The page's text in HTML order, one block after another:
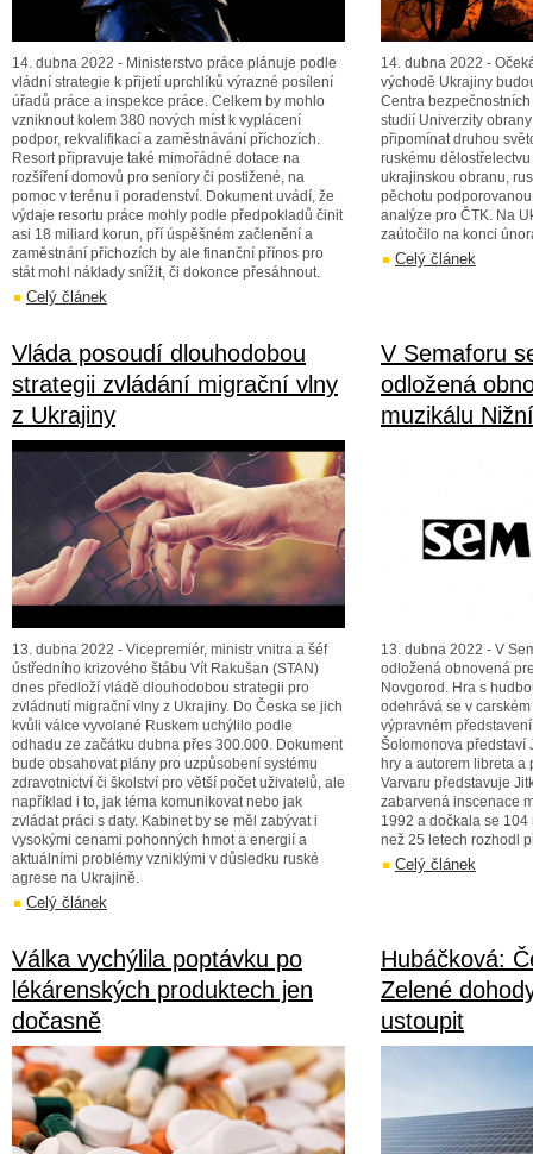
14. dubna 2022 - Ministerstvo práce plánuje podle
vládní strategie k přijetí uprchlíků výrazné posílení
úřadů práce a inspekce práce. Celkem by mohlo
vzniknout kolem 380 nových míst k vyplácení
podpor, rekvalifikací a zaměstnávání příchozích.
Resort připravuje také mimořádné dotace na
rozšíření domovů pro seniory či postižené, na
pomoc v terénu i poradenství. Dokument uvádí, že
výdaje resortu práce mohly podle předpokladů činit
asi 18 miliard korun, pří úspěšném začlenění a
zaměstnání příchozích by ale finanční přínos pro
stát mohl náklady snížit, či dokonce přesáhnout.
Celý článek
14. dubna 2022 -
východě Ukrajiny
Centra
studií Univerzity
připomínat druhou
ruskému
ukrajinskou obranu,
pěchotu
analýze pro ČTK. Na
zaútočilo na konci
Celý článek
Vláda posoudí dlouhodobou
strategii zvládání migrační vlny
z Ukrajiny
13. dubna 2022 - Vicepremiér, ministr vnitra a šéf
ústředního krizového štábu Vít Rakušan (STAN)
dnes předloží vládě dlouhodobou strategii pro
zvládnutí migrační vlny z Ukrajiny. Do Česka se jich
kvůli válce vyvolané Ruskem uchýlilo podle
odhadu ze začátku dubna přes 300.000. Dokument
bude obsahovat plány pro uzpůsobení systému
zdravotnictví či školství pro větší počet uživatelů, ale
například i to, jak téma komunikovat nebo jak
zvládat práci s daty. Kabinet by se měl zabývat i
vysokými cenami pohonných hmot a energií a
aktuálními problémy vzniklými v důsledku ruské
agrese na Ukrajině.
Celý článek
V Semaforu
odložená
muzikálu
13. dubna 2022 - V
odložená obnovená
Novgorod. Hra s
odehrává se v
výpravném
Šolomonova představí
hry a autorem libreta a
Varvaru představuje
zabarvená inscenace
1992 a dočkala se 104
než 25 letech rozhodl
Celý článek
Válka vychýlila poptávku po
lékárenských produktech jen
dočasně
Hubáčková:
Zelené
ustoupit